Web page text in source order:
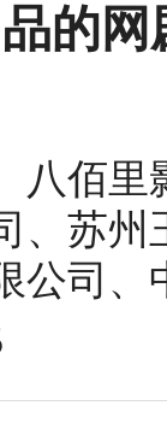
的
八佰
、苏
公司